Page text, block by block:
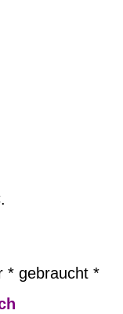
* gebraucht *